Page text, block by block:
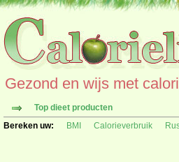
Gezond en wijs met
Top dieet producten
Bereken uw:
BMI Calorieverbruik